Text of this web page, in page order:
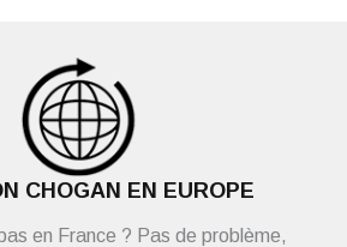
CHOGAN EN EUROPE
en France ? Pas de problème,